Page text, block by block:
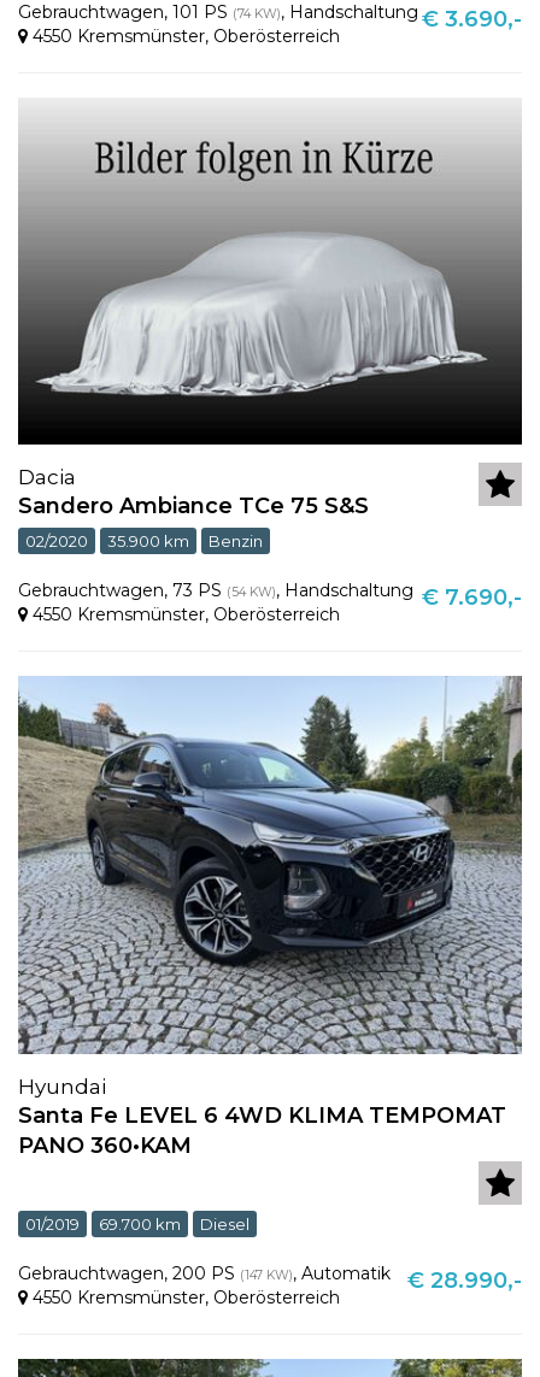
Gebrauchtwagen, 101 PS (74 KW), Handschaltung
4550 Kremsmünster, Oberösterreich
€ 3.690,-
Dacia
Sandero Ambiance TCe 75 S&S
02/2020 35.900 km Benzin
Gebrauchtwagen, 73 PS (54 KW), Handschaltung
4550 Kremsmünster, Oberösterreich
€ 7.690,-
Hyundai
Santa Fe LEVEL 6 4WD KLIMA TEMPOMAT
PANO 360•KAM
01/2019 69.700 km Diesel
Gebrauchtwagen, 200 PS (147 KW), Automatik
4550 Kremsmünster, Oberösterreich
€ 28.990,-